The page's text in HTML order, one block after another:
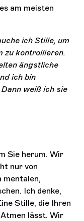
am meisten
ich Stille, um
zu kontrollieren.
ängstliche
ich bin
weiß ich sie
Sie herum. Wir
nur von
mentalen,
Ich denke,
Stille, die Ihren
lässt. Wir